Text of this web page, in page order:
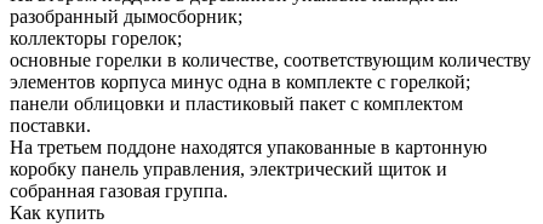
разобранный дымосборник;
коллекторы горелок;
основные горелки в количестве, соответствующим количеству
элементов корпуса минус одна в комплекте с горелкой;
панели облицовки и пластиковый пакет с комплектом
поставки.
На третьем поддоне находятся упакованные в картонную
коробку панель управления, электрический щиток и
собранная газовая группа.
Как купить